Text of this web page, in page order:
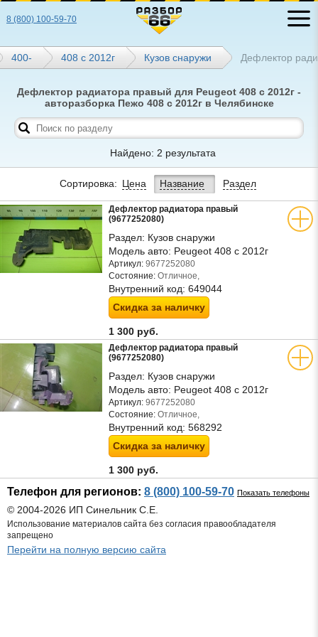
8 (800) 100-59-70
400- 408 с 2012г Кузов снаружи Дефлектор
Дефлектор радиатора правый для Peugeot 408 с 2012г -
авторазборка Пежо 408 с 2012г в Челябинске
Найдено: 2 результата
Сортировка: Цена Название Раздел
Дефлектор радиатора правый
(9677252080)
Раздел: Кузов снаружи
Модель авто: Peugeot 408 с 2012г
Артикул: 9677252080
Состояние: Отличное,
Внутренний код: 649044
Скидка за наличку
1 300 руб.
Дефлектор радиатора правый
(9677252080)
Раздел: Кузов снаружи
Модель авто: Peugeot 408 с 2012г
Артикул: 9677252080
Состояние: Отличное,
Внутренний код: 568292
Скидка за наличку
1 300 руб.
Телефон для регионов: 8 (800) 100-59-70 Показать телефоны
© 2004-2026 ИП Синельник С.Е.
Использование материалов сайта без согласия правообладателя
запрещено
Перейти на полную версию сайта